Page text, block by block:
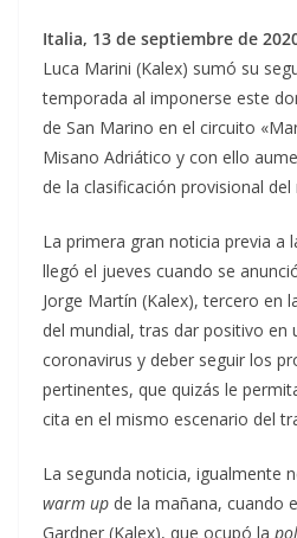
Italia, 13 de septiembre de
Luca Marini (Kalex) sumó su
temporada al imponerse este
de San Marino en el circuito
Misano Adriático y con ello
de la clasificación provisional del
La primera gran noticia previa a
llegó el jueves cuando se
Jorge Martín (Kalex), tercero en
del mundial, tras dar positivo
coronavirus y deber seguir los
pertinentes, que quizás le
cita en el mismo escenario del
La segunda noticia, igualmente
warm up de la mañana, cuando
Gardner (Kalex), que ocupó la